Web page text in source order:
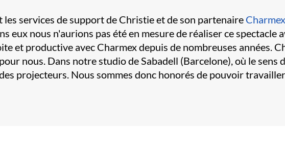
services de support de Christie et de son partenaire Charmex
eux nous n'aurions pas été en mesure de réaliser ce spectacle
et productive avec Charmex depuis de nombreuses années.
nous. Dans notre studio de Sabadell (Barcelone), où le sens
projecteurs. Nous sommes donc honorés de pouvoir